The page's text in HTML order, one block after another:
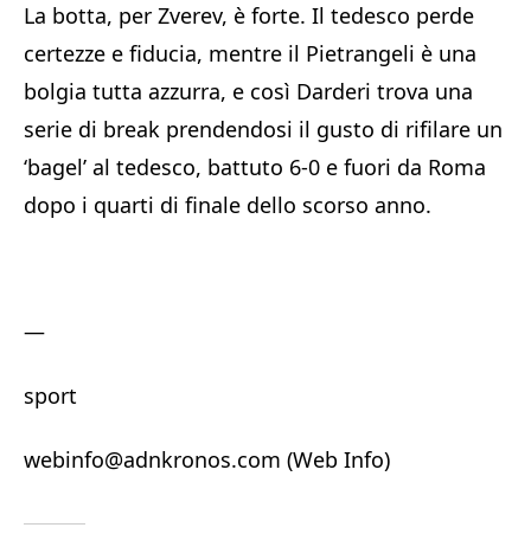
La botta, per Zverev, è forte. Il tedesco perde
certezze e fiducia, mentre il Pietrangeli è una
bolgia tutta azzurra, e così Darderi trova una
serie di break prendendosi il gusto di rifilare un
‘bagel’ al tedesco, battuto 6-0 e fuori da Roma
dopo i quarti di finale dello scorso anno.
—
sport
webinfo@adnkronos.com (Web Info)